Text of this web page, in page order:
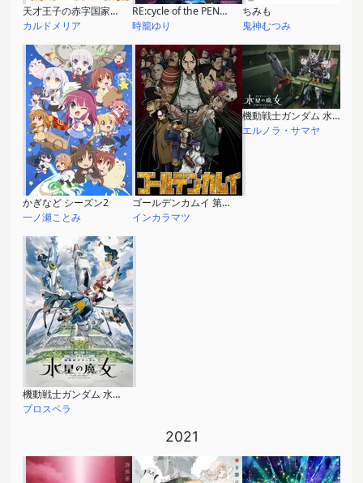
天才王子の赤字国家再生術
カルドメリア
RE:cycle of the PENGUINDRUM［前編］君の列車は生存戦略
時籠ゆり
ちみも
鬼神むつみ
かぎなど シーズン2
一ノ瀬ことみ
ゴールデンカムイ 第4期
インカラマツ
機動戦士ガンダム 水星の魔女 PROLOGUE
エルノラ・サマヤ
機動戦士ガンダム 水星の魔女 Season1
プロスペラ
2021